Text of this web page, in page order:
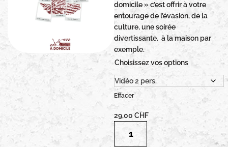
domicile » c’est offrir à votre
entourage de l’évasion, de la
culture, une soirée
divertissante, à la maison par
exemple.
Choisissez vos options
Effacer
29,00 CHF